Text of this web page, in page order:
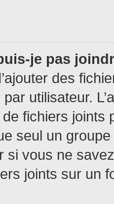
je pas
des
utilisateur.
de fichiers
seul un
si vous ne
joints sur un